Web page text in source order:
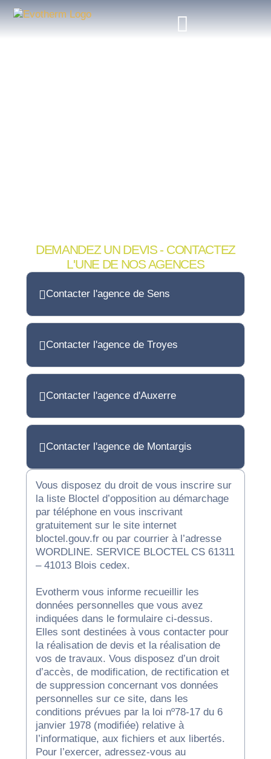
DEMANDEZ UN DEVIS - CONTACTEZ
L'UNE DE NOS AGENCES
Contacter l'agence de Sens
Contacter l'agence de Troyes
Contacter l'agence d'Auxerre
Contacter l'agence de Montargis
Vous disposez du droit de vous inscrire sur
la liste Bloctel d’opposition au démarchage
par téléphone en vous inscrivant
gratuitement sur le site internet
bloctel.gouv.fr ou par courrier à l’adresse
WORDLINE. SERVICE BLOCTEL CS 61311
– 41013 Blois cedex.
Evotherm vous informe recueillir les
données personnelles que vous avez
indiquées dans le formulaire ci-dessus.
Elles sont destinées à vous contacter pour
la réalisation de devis et la réalisation de
vos de travaux. Vous disposez d’un droit
d’accès, de modification, de rectification et
de suppression concernant vos données
personnelles sur ce site, dans les
conditions prévues par la loi nº78-17 du 6
janvier 1978 (modifiée) relative à
l’informatique, aux fichiers et aux libertés.
Pour l’exercer, adressez-vous au